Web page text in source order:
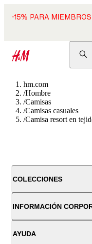
-15% PARA MIEMBROS
hm.com
/Hombre
/Camisas
/Camisas casuales
/Camisa resort en
COLECCIONES
INFORMACIÓN
AYUDA